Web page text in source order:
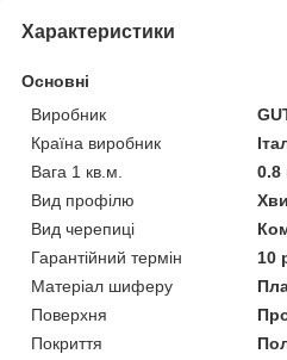
Характеристики
Основні
Виробник
Країна виробник
Вага 1 кв.м.
0.8
Вид профілю
Вид черепиці
Гарантійний термін
10
Матеріал шиферу
Поверхня
Покриття